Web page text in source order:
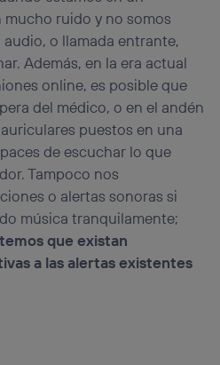
ruido y no somos
o llamada entrante,
Además, en la era actual
online, es posible que
del médico, o en el andén
puestos en una
de escuchar lo que
Tampoco nos
o alertas sonoras si
música tranquilamente;
que existan
a las alertas existentes